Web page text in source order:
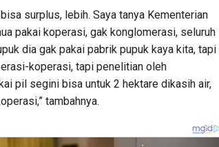
surplus, lebih. Saya tanya Kementerian
pakai koperasi, gak konglomerasi, seluruh
dia gak pakai pabrik pupuk kaya kita, tapi
koperasi, tapi penelitian oleh
pil segini bisa untuk 2 hektare dikasih air,
tambahnya.